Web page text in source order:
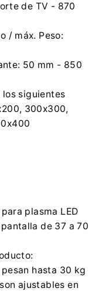
de TV - 870
/ máx. Peso:
50 mm - 850
siguientes
300x300,
plasma LED
pantalla de 37 a 70
hasta 30 kg
ajustables en